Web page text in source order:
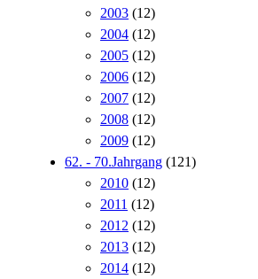
2003 (12)
2004 (12)
2005 (12)
2006 (12)
2007 (12)
2008 (12)
2009 (12)
62. - 70.Jahrgang (121)
2010 (12)
2011 (12)
2012 (12)
2013 (12)
2014 (12)